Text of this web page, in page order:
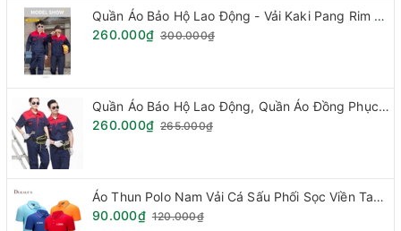
Quần Áo Bảo Hộ Lao Động - Vải Kaki Pang Rim Hàn Quốc
260.000₫ 300.000₫
Quần Áo Báo Hộ Lao Động, Quần Áo Đồng Phục - Vải Kaki Hàn Quốc Loại Phối Mầu (Hàng đặt theo mẫu)
260.000₫ 265.000₫
Áo Thun Polo Nam Vải Cá Sấu Phối Sọc Viền Tay Cổ.
90.000₫ 120.000₫